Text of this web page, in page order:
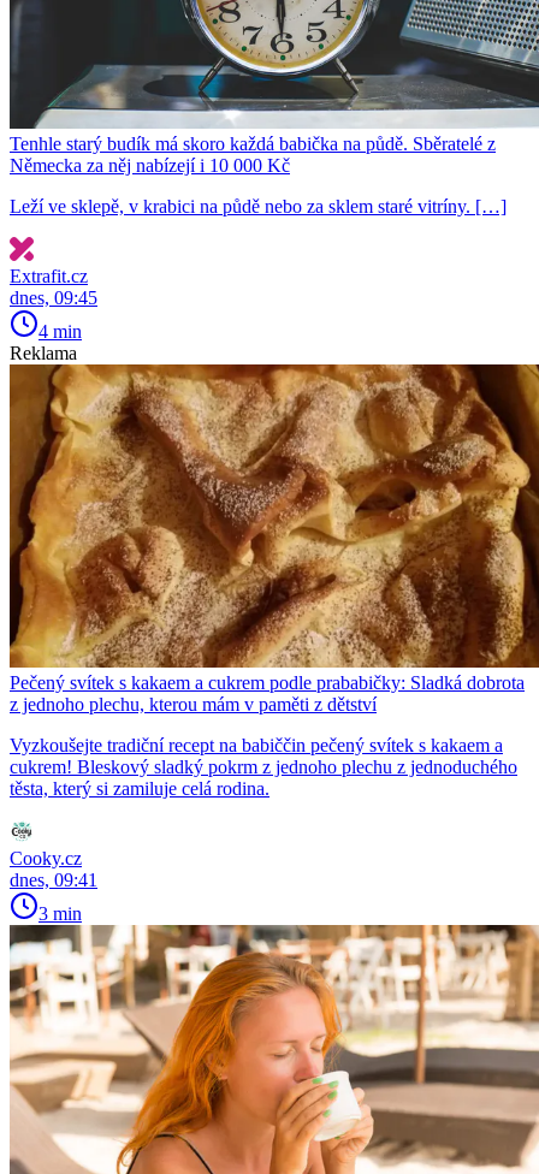
Tenhle starý budík má skoro každá babička na půdě. Sběratelé z
Německa za něj nabízejí i 10 000 Kč
Leží ve sklepě, v krabici na půdě nebo za sklem staré vitríny. […]
Extrafit.cz
dnes, 09:45
4 min
Reklama
Pečený svítek s kakaem a cukrem podle prababičky: Sladká dobrota
z jednoho plechu, kterou mám v paměti z dětství
Vyzkoušejte tradiční recept na babiččin pečený svítek s kakaem a
cukrem! Bleskový sladký pokrm z jednoho plechu z jednoduchého
těsta, který si zamiluje celá rodina.
Cooky.cz
dnes, 09:41
3 min